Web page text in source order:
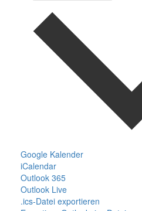
Google Kalender
iCalendar
Outlook 365
Outlook Live
.ics-Datei exportieren